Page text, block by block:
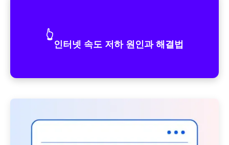
👆
인터넷 속도 저하 원인과 해결법